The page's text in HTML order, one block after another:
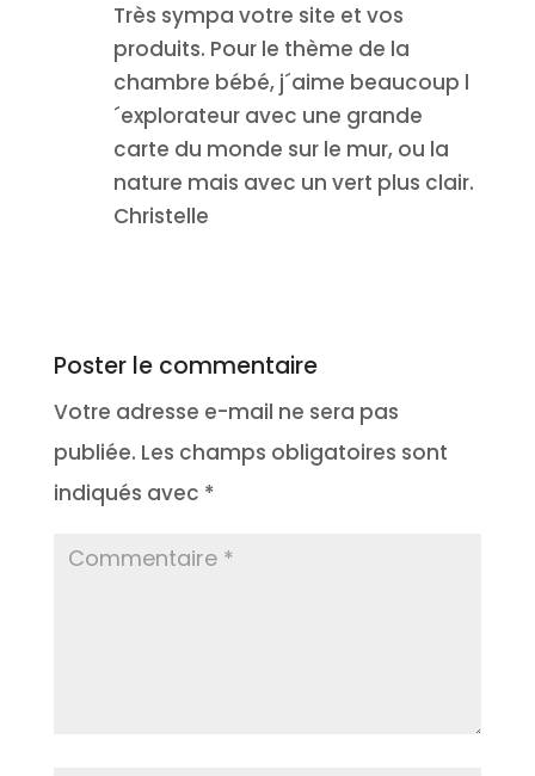
Très sympa votre site et vos
produits. Pour le thème de la
chambre bébé, j´aime beaucoup l
´explorateur avec une grande
carte du monde sur le mur, ou la
nature mais avec un vert plus clair.
Christelle
Poster le commentaire
Votre adresse e-mail ne sera pas
publiée. Les champs obligatoires sont
indiqués avec *